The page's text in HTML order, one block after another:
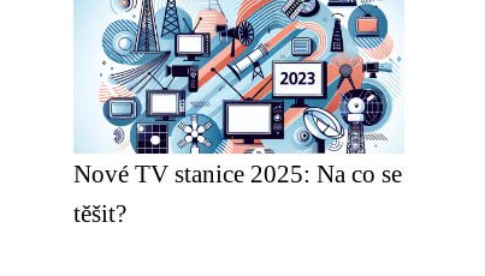
Nové TV stanice 2025: Na co se
těšit?